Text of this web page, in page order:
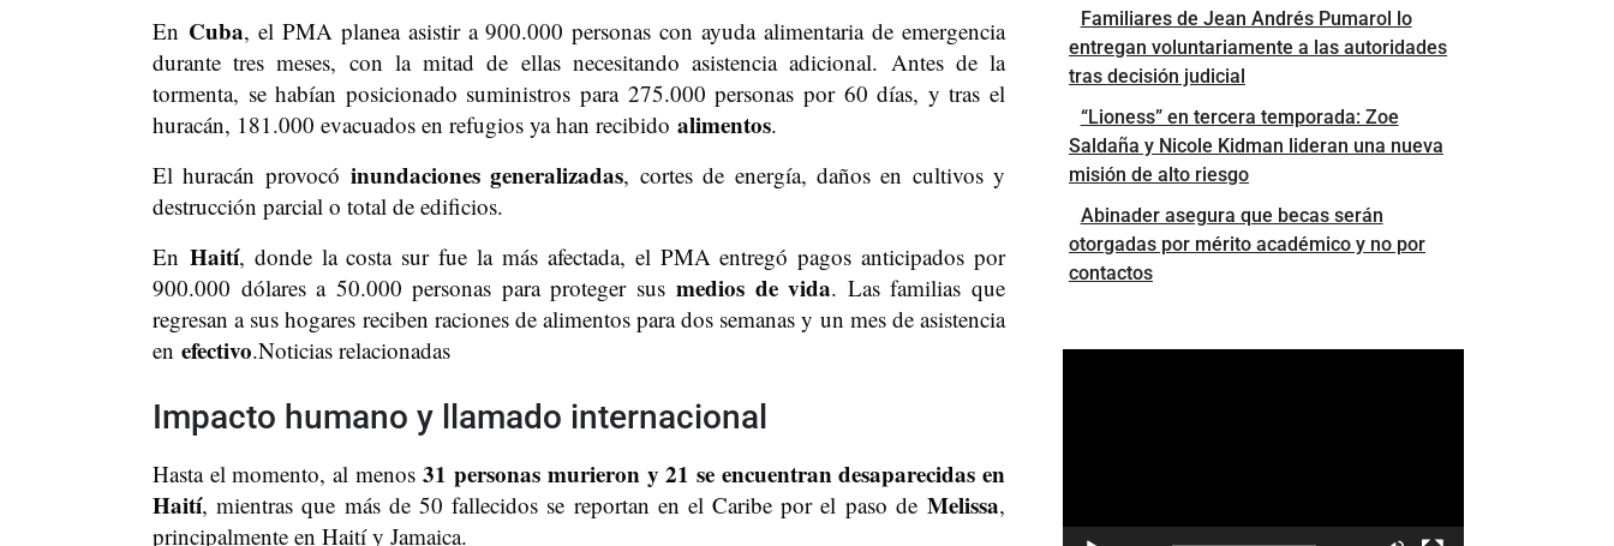
En Cuba, el PMA planea asistir a 900.000 personas con ayuda alimentaria de emergencia
durante tres meses, con la mitad de ellas necesitando asistencia adicional. Antes de la
tormenta, se habían posicionado suministros para 275.000 personas por 60 días, y tras el
huracán, 181.000 evacuados en refugios ya han recibido alimentos.
El huracán provocóinundaciones generalizadas, cortes de energía, daños en cultivos y
destrucción parcial o total de edificios.
En Haití, donde la costa sur fue la más afectada, el PMA entregó pagos anticipados por
900.000 dólares a 50.000 personas para proteger susmedios de vida. Las familias que
regresan a sus hogares reciben raciones de alimentos para dos semanas y un mes de asistencia
en efectivo.Noticias relacionadas
Impacto humano y llamado internacional
Hasta el momento, al menos31 personas murieron y 21 se encuentran desaparecidas en
Haití, mientras que más de 50 fallecidos se reportan en el Caribe por el paso de Melissa,
principalmente en Haití y Jamaica.
Familiares de Jean Andrés Pumarol lo
entregan voluntariamente a las autoridades
tras decisión judicial
“Lioness” en tercera temporada: Zoe
Saldaña y Nicole Kidman lideran una nueva
misión de alto riesgo
Abinader asegura que becas serán
otorgadas por mérito académico y no por
contactos